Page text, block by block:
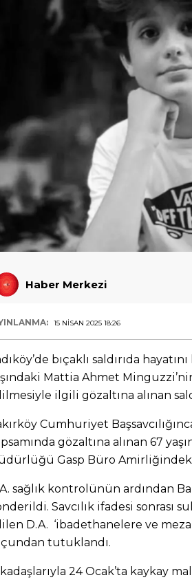
Haber Merkezi
15 NISAN 2025 18:26
bıçaklı saldırıda
Mattia Ahmet
ilgili gözaltına alınan
Cumhuriyet
gözaltına alınan 67
Gasp Büro
sağlık kontrolünün ardından
Savcılık ifadesi sonrası
D.A. ‘ibadethanelere ve
tutuklandı.
24 Ocak’ta kaykay